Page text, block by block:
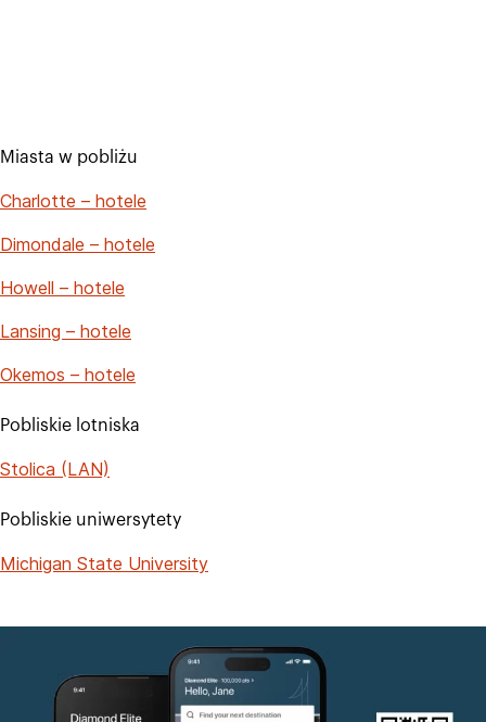
Miasta w pobliżu
Charlotte – hotele
Dimondale – hotele
Howell – hotele
Lansing – hotele
Okemos – hotele
Pobliskie lotniska
Stolica (LAN)
Pobliskie uniwersytety
Michigan State University